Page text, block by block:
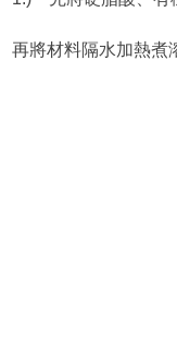
再將材料隔水加熱煮